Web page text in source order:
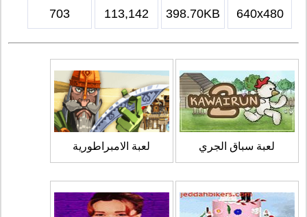
640x480
398.70KB
113,142
703
لعبة سباق الجري لعبة الامبراطورية